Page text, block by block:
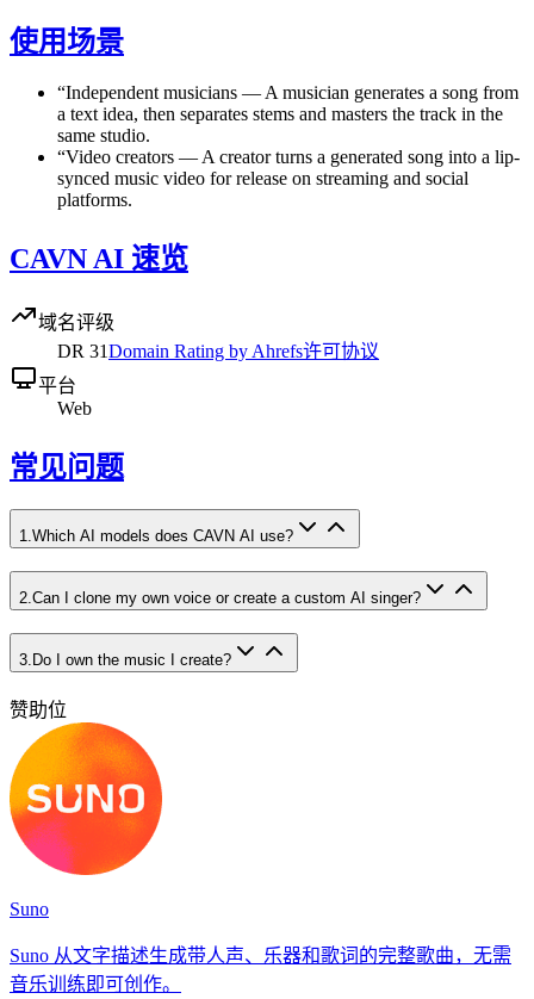
使用场景
“Independent musicians —A musician generates a song from
a text idea, then separates stems and masters the track in the
same studio.
“Video creators —A creator turns a generated song into a lip-
synced music video for release on streaming and social
platforms.
CAVN AI 速览
域名评级
DR 31Domain Rating by Ahrefs许可协议
平台
Web
常见问题
1.Which AI models does CAVN AI use?
2 Can I clone my own voice or create a custom AI singer?
3 Do I own the music I create?
赞助位
Suno
Suno 从文字描述生成带人声、乐器和歌词的完整歌曲，无需
音乐训练即可创作。